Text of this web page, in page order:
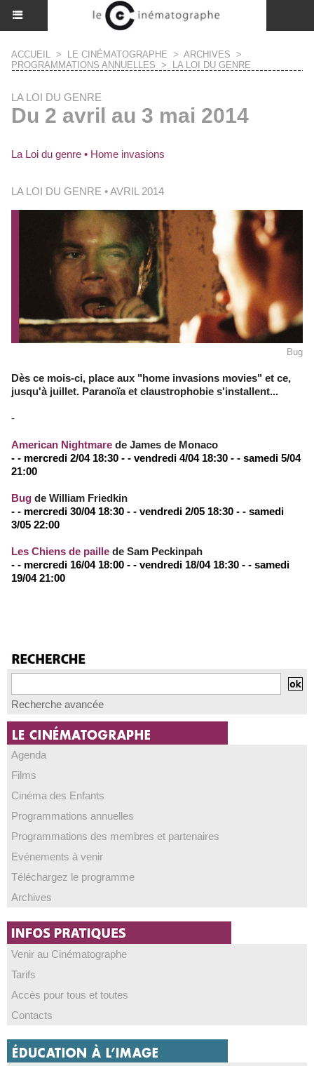
ACCUEIL > LE CINÉMATOGRAPHE > ARCHIVES >
PROGRAMMATIONS ANNUELLES > LA LOI DU GENRE
LA LOI DU GENRE
Du 2 avril au 3 mai 2014
La Loi du genre • Home invasions
LA LOI DU GENRE • AVRIL 2014
Bug
Dès ce mois-ci, place aux "home invasions movies" et ce,
jusqu'à juillet. Paranoïa et claustrophobie s'installent...
-
American Nightmare de James de Monaco
- - mercredi 2/04 18:30 - - vendredi 4/04 18:30 - - samedi 5/04
21:00
Bug de William Friedkin
- - mercredi 30/04 18:30 - - vendredi 2/05 18:30 - - samedi
3/05 22:00
Les Chiens de paille de Sam Peckinpah
- - mercredi 16/04 18:00 - - vendredi 18/04 18:30 - - samedi
19/04 21:00
Recherche avancée
Agenda
Films
Cinéma des Enfants
Programmations annuelles
Programmations des membres et partenaires
Evénements à venir
Téléchargez le programme
Archives
Venir au Cinématographe
Tarifs
Accès pour tous et toutes
Contacts